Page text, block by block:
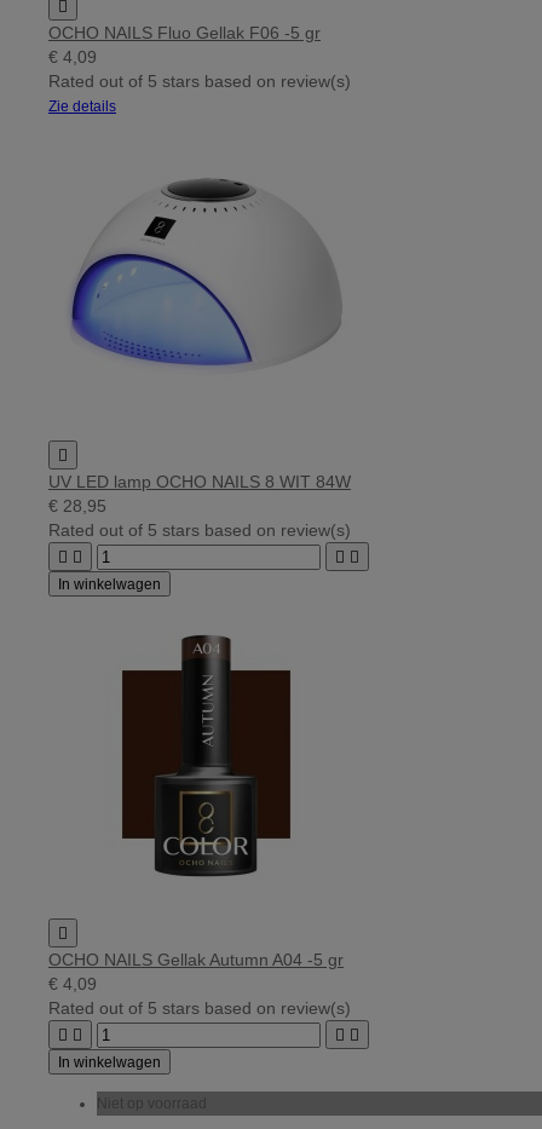

OCHO NAILS Fluo Gellak F06 -5 gr
€ 4,09
Rated out of 5 stars based on review(s)
Zie details

UV LED lamp OCHO NAILS 8 WIT 84W
€ 28,95
Rated out of 5 stars based on review(s)
   
In winkelwagen

OCHO NAILS Gellak Autumn A04 -5 gr
€ 4,09
Rated out of 5 stars based on review(s)
   
In winkelwagen
Niet op voorraad